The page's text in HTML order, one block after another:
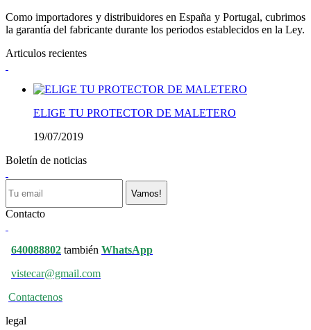
Como importadores y distribuidores en España y Portugal, cubrimos
la garantía del fabricante durante los periodos establecidos en la Ley.
Articulos recientes
ELIGE TU PROTECTOR DE MALETERO
19/07/2019
Boletín de noticias
Vamos!
Contacto
640088802 también WhatsApp
vistecar@gmail.com
Contactenos
legal